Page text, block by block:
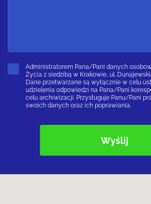
Administratorem Pana/Pani danych
Życia z siedzibą w Krakowie, ul.
Dane przetwarzane są wyłącznie w celu
udzielenia odpowiedzi na Pana/Pani
celu archiwizacji. Przysługuje Panu/Pani
swoich danych oraz ich poprawiania.